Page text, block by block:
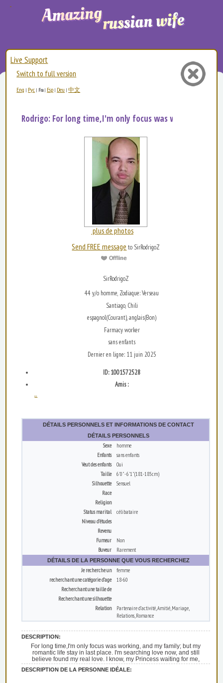
Live Support
Switch to full version
Eng | Рус | Fra| Esp | Deu |中文
Rodrigo: For long time,I'm only focus was working, and...
plus de photos
Send FREE message to SirRodrigoZ
SirRodrigoZ
44 y/o homme, Zodiaque: Verseau
Santiago, Chili
espagnol(Courant), anglais(Bon)
Farmacy worker
sans enfants
Dernier en ligne: 11 juin 2025
ID: 1001572528
Amis :
...
DÉTAILS PERSONNELS ET INFORMATIONS DE CONTACT
DÉTAILS PERSONNELS
Sexe
homme
Enfants
sans enfants
Veut des enfants
Oui
Taille
6'0" - 6'1" (181-185cm)
Silhouette
Sensuel
Race
Religion
Status marital
célibataire
Niveau d’études
Revenu
Fumeur
Non
Buveur
Rarement
DÉTAILS DE LA PERSONNE QUE VOUS RECHERCHEZ
Je recherche un
femme
recherchant une catégorie d’age
18-60
Recherchant une taille de
Recherchant une silhouette
Relation
Partenaire d’activité, Amitié, Mariage,
Relations, Romance
DESCRIPTION:
For long time,I'm only focus was working, and my family; but my
romantic life stay in last place. I'm searching love now, and still
believe found my real love. I know, my Princess waiting for me,
DESCRIPTION DE LA PERSONNE IDÉALE: